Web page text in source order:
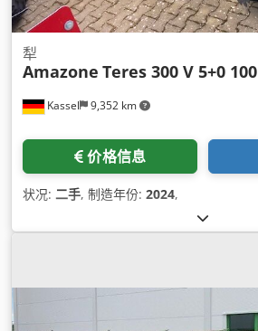
Kassel 9,352 km
犁
Amazone Teres 300 V 5+0 100
价格信息
状况: 二手, 制造年份: 2024,